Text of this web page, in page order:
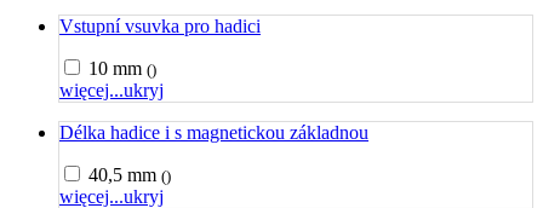
Vstupní vsuvka pro hadici
10 mm ()
więcej...ukryj
Délka hadice i s magnetickou základnou
40,5 mm ()
więcej...ukryj